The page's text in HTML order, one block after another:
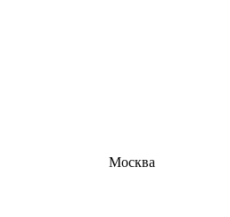
Москва